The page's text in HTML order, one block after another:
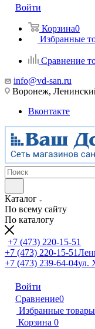
Войти
Корзина0
Избранные
Сравнение
info@vd-san.ru
Воронеж,
Вконтакте
Каталог
По всему сайту
По каталогу
+7 (473) 220-15-51
+7 (473) 220-15-51
+7 (473) 239-64-04ул.
Войти
Сравнение0
Избранные товары
Корзина 0